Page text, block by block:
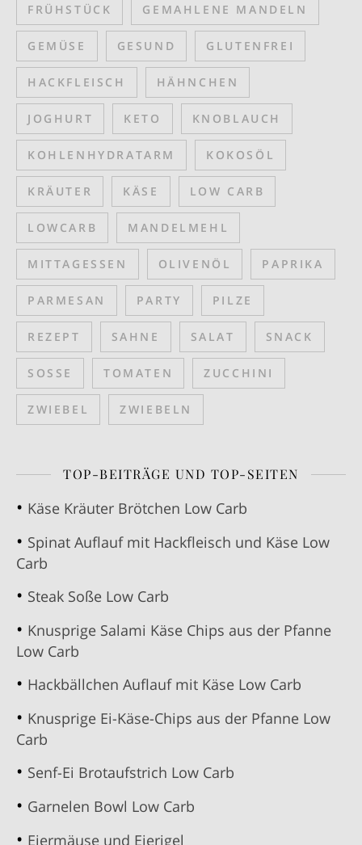
FRÜHSTÜCK GEMAHLENE MANDELN
GEMÜSE GESUND GLUTENFREI
HACKFLEISCH HÄHNCHEN
JOGHURT KETO KNOBLAUCH
KOHLENHYDRATARM KOKOSÖL
KRÄUTER KÄSE LOW CARB
LOWCARB MANDELMEHL
MITTAGESSEN OLIVENÖL PAPRIKA
PARMESAN PARTY PILZE
REZEPT SAHNE SALAT SNACK
SOSSE TOMATEN ZUCCHINI
ZWIEBEL ZWIEBELN
TOP-BEITRÄGE UND TOP-SEITEN
Käse Kräuter Brötchen Low Carb
Spinat Auflauf mit Hackfleisch und Käse Low
Carb
Steak Soße Low Carb
Knusprige Salami Käse Chips aus der Pfanne
Low Carb
Hackbällchen Auflauf mit Käse Low Carb
Knusprige Ei-Käse-Chips aus der Pfanne Low
Carb
Senf-Ei Brotaufstrich Low Carb
Garnelen Bowl Low Carb
Eiermäuse und Eierigel